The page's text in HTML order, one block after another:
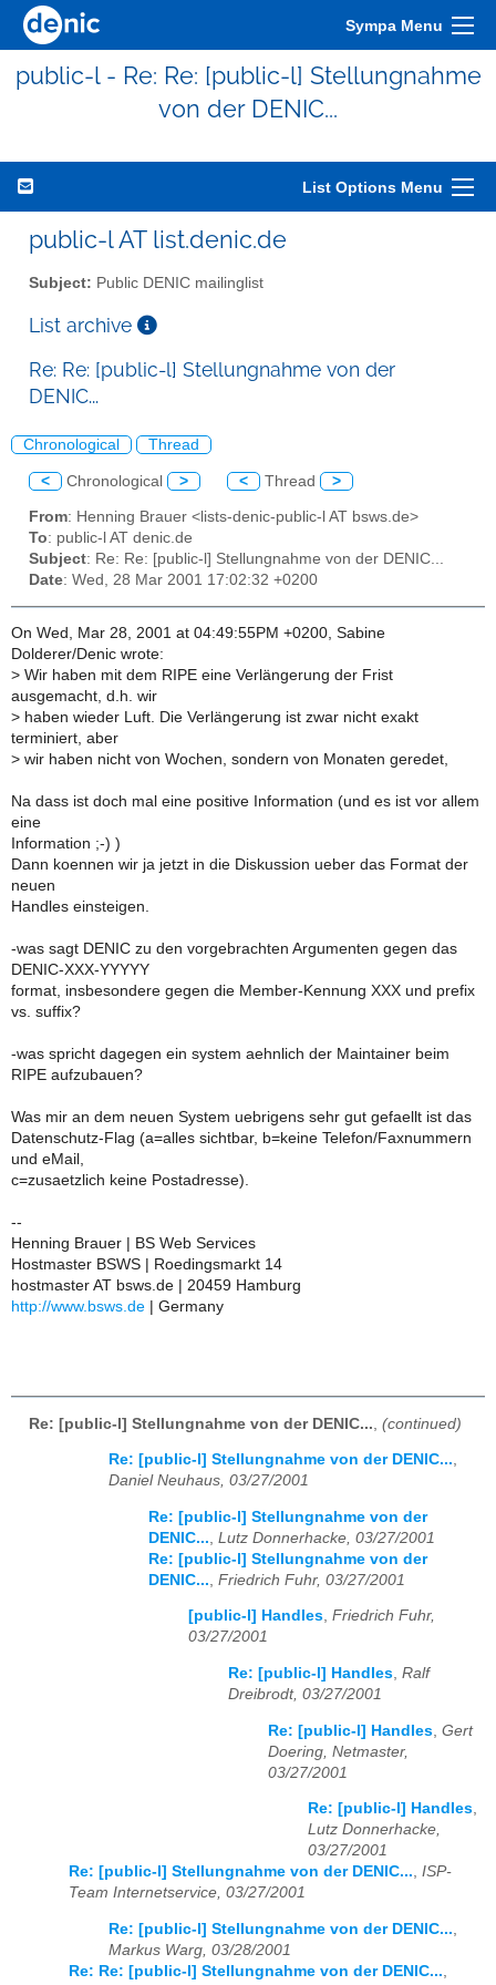
Sympa Menu
public-l - Re: Re: [public-l] Stellungnahme
von der DENIC...
List Options Menu
public-l AT list.denic.de
Subject: Public DENIC mailinglist
List archive
Re: Re: [public-l] Stellungnahme von der
DENIC...
Chronological Thread
< Chronological > < Thread >
From: Henning Brauer <lists-denic-public-l AT bsws.de>
To: public-l AT denic.de
Subject: Re: Re: [public-l] Stellungnahme von der DENIC...
Date: Wed, 28 Mar 2001 17:02:32 +0200
On Wed, Mar 28, 2001 at 04:49:55PM +0200, Sabine
Dolderer/Denic wrote:
> Wir haben mit dem RIPE eine Verlängerung der Frist
ausgemacht, d.h. wir
> haben wieder Luft. Die Verlängerung ist zwar nicht exakt
terminiert, aber
> wir haben nicht von Wochen, sondern von Monaten geredet,
Na dass ist doch mal eine positive Information (und es ist vor allem
eine
Information ;-) )
Dann koennen wir ja jetzt in die Diskussion ueber das Format der
neuen
Handles einsteigen.
-was sagt DENIC zu den vorgebrachten Argumenten gegen das
DENIC-XXX-YYYYY
format, insbesondere gegen die Member-Kennung XXX und prefix
vs. suffix?
-was spricht dagegen ein system aehnlich der Maintainer beim
RIPE aufzubauen?
Was mir an dem neuen System uebrigens sehr gut gefaellt ist das
Datenschutz-Flag (a=alles sichtbar, b=keine Telefon/Faxnummern
und eMail,
c=zusaetzlich keine Postadresse).
--
Henning Brauer | BS Web Services
Hostmaster BSWS | Roedingsmarkt 14
hostmaster AT bsws.de | 20459 Hamburg
http://www.bsws.de | Germany
Re: [public-l] Stellungnahme von der DENIC... (continued)
Re: [public-l] Stellungnahme von der DENIC...,
Daniel Neuhaus, 03/27/2001
Re: [public-l] Stellungnahme von der
DENIC... Lutz Donnerhacke, 03/27/2001
Re: [public-l] Stellungnahme von der
DENIC... Friedrich Fuhr, 03/27/2001
[public-l] Handles, Friedrich Fuhr,
03/27/2001
Re: [public-l] Handles Ralf
Dreibrodt, 03/27/2001
Re: [public-l] Handles Gert
Doering, Netmaster,
03/27/2001
Re: [public-l] Handles,
Lutz Donnerhacke,
03/27/2001
Re: [public-l] Stellungnahme von der DENIC..., ISP-
Team Internetservice, 03/27/2001
Re: [public-l] Stellungnahme von der DENIC...
Markus Warg, 03/28/2001
Re: Re: [public-l] Stellungnahme von der DENIC...